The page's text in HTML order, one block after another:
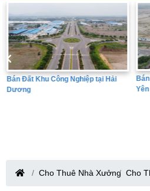
Bán Đất Khu Công Nghiệp tại Hải
Dương
Yên
Cho Thuê Nhà Xưởng Cho